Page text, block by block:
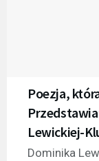
Poezja,
Lewickiej-
Dominika